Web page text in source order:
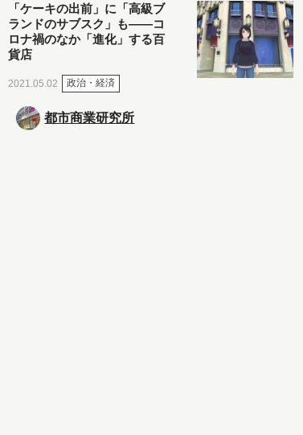
「ケーキの出前」に「高級ブ
ランドのサブスク」も――コ
ロナ禍のなか「進化」する百
貨店
2021.05.02 政治・経済
都市商業研究所